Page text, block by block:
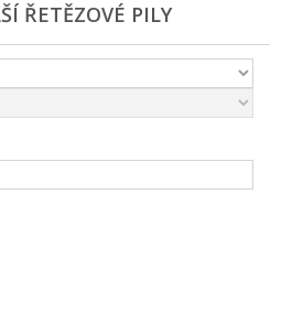
ŘETĚZOVÉ PILY